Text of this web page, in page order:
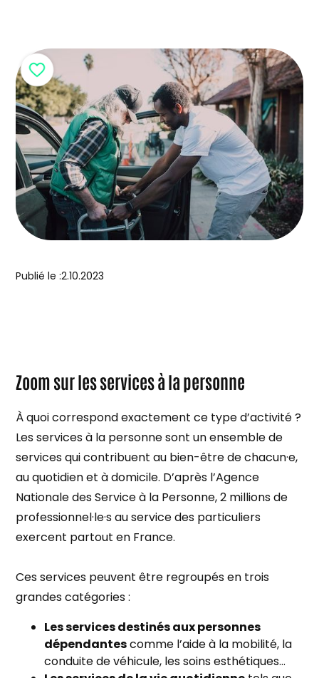
Publié le :2.10.2023
Zoom sur les services à la personne
À quoi correspond exactement ce type d’activité ?
Les services à la personne sont un ensemble de
services qui contribuent au bien-être de chacun·e,
au quotidien et à domicile. D’après l’Agence
Nationale des Service à la Personne, 2 millions de
professionnel·le·s au service des particuliers
exercent partout en France.
Ces services peuvent être regroupés en trois
grandes catégories :
Les services destinés aux personnes
dépendantescomme l’aide à la mobilité, la
conduite de véhicule, les soins esthétiques…